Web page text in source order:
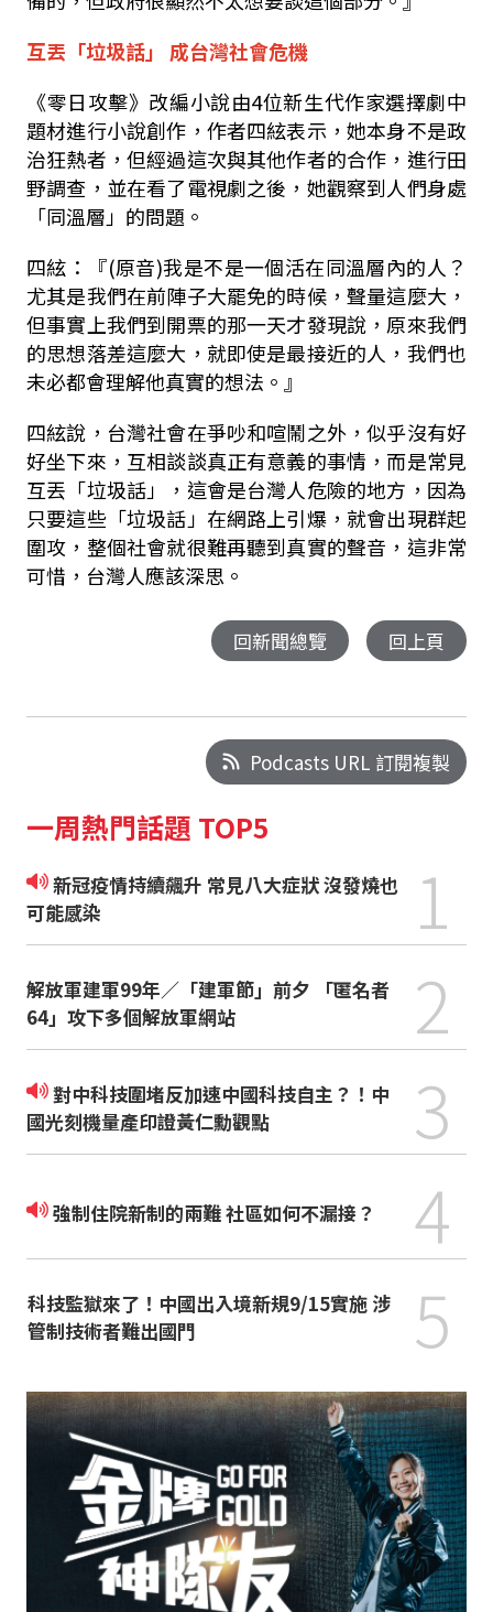
互丟「垃圾話」
成台灣社會危機
《零日攻擊》改編小說由4位新生代作家選擇劇中
題材進行小說創作，作者四絃表示，她本身不是政
治狂熱者，但經過這次與其他作者的合作，進行田
野調查，並在看了電視劇之後，她觀察到人們身處
「同溫層」的問題。
四絃：『(原音)我是不是一個活在同溫層內的人？
尤其是我們在前陣子大罷免的時候，聲量這麼大，
但事實上我們到開票的那一天才發現說，原來我們
的思想落差這麼大，就即使是最接近的人，我們也
未必都會理解他真實的想法。』
四絃說，台灣社會在爭吵和喧鬧之外，似乎沒有好
好坐下來，互相談談真正有意義的事情，而是常見
互丟「垃圾話」，這會是台灣人危險的地方，因為
只要這些「垃圾話」在網路上引爆，就會出現群起
圍攻，整個社會就很難再聽到真實的聲音，這非常
可惜，台灣人應該深思。
回新聞總覽 回上頁
Podcasts URL 訂閱複製
一周熱門話題 TOP5
新冠疫情持續飆升 常見八大症狀 沒發燒也
可能感染
1
解放軍建軍99年／「建軍節」前夕 「匿名者
64」攻下多個解放軍網站
2
對中科技圍堵反加速中國科技自主？！中
國光刻機量產印證黃仁勳觀點
3
強制住院新制的兩難 社區如何不漏接？ 4
科技監獄來了！中國出入境新規9/15實施 涉
管制技術者難出國門
5